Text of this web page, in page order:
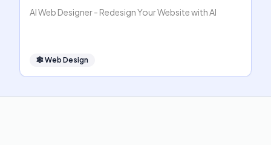
AI Web Designer - Redesign Your Website with AI
🕸Web Design